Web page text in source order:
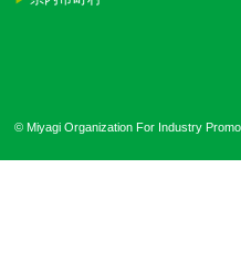
© Miyagi Organization For Industry